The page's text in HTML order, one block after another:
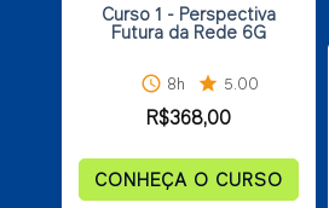
Curso 1 - Perspectiva
Futura da Rede 6G
schedule 8h star 5.00
R$368,00
CONHEÇA O CURSO